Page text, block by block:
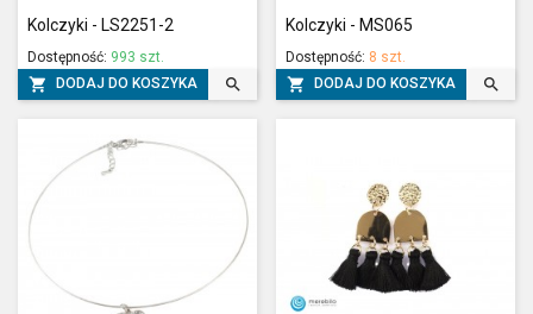
Kolczyki - LS2251-2
Dostępność: 993 szt.
 DODAJ DO KOSZYKA 
Kolczyki - MS065
Dostępność: 8 szt.
 DODAJ DO KOSZYKA 